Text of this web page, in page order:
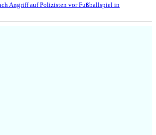
Angriff auf Polizisten vor Fußballspiel in